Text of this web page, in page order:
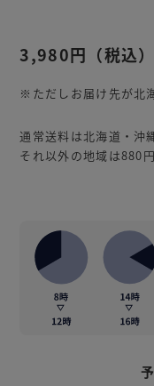
3,980円 （税込
※ただしお届け先が北
通常送料は北海道・沖
それ以外の地域は880円